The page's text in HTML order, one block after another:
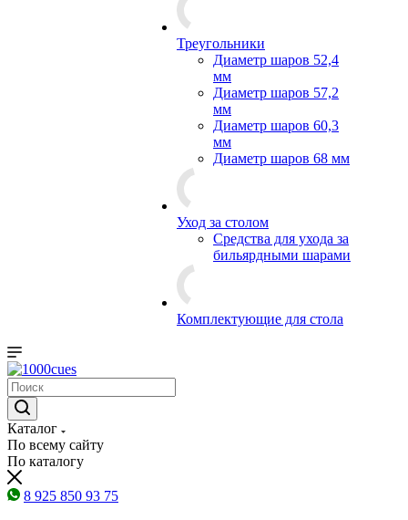
Треугольники
Диаметр шаров 52,4
мм
Диаметр шаров 57,2
мм
Диаметр шаров 60,3
мм
Диаметр шаров 68 мм
Уход за столом
Средства для ухода за
бильярдными шарами
Комплектующие для стола
Каталог
По всему сайту
По каталогу
8 925 850 93 75